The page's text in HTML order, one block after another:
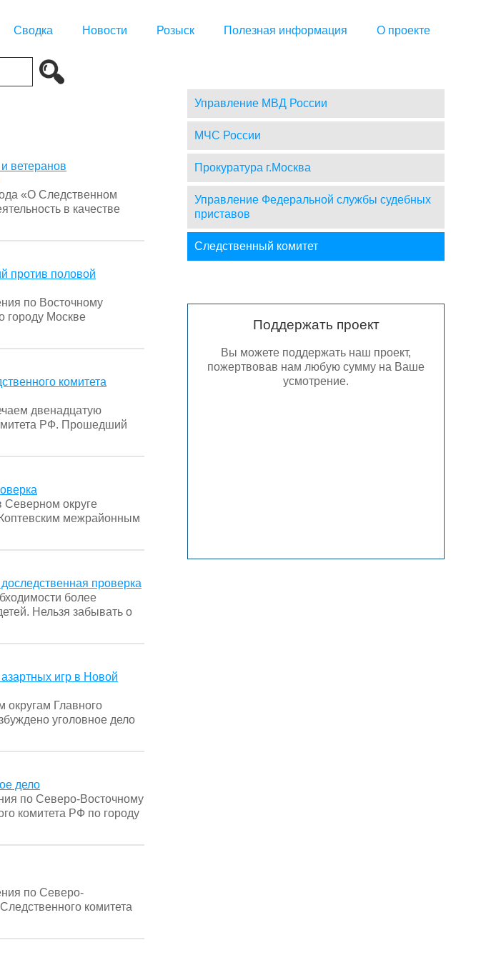
Сводка Новости Розыск Полезная информация О проекте
ветеранов
«О Следственном
в качестве
против половой
по Восточному
городу Москве
комитета
двенадцатую
РФ. Прошедший
Северном округе
межрайонным
проверка
более
Нельзя забывать о
игр в Новой
Главного
уголовное дело
дело
по Северо-Восточному
комитета РФ по городу
по Северо-
комитета
Управление МВД России
МЧС России
Прокуратура г.Москва
Управление Федеральной службы судебных
приставов
Следственный комитет
Поддержать проект
Вы можете поддержать наш проект,
пожертвовав нам любую сумму на Ваше
усмотрение.